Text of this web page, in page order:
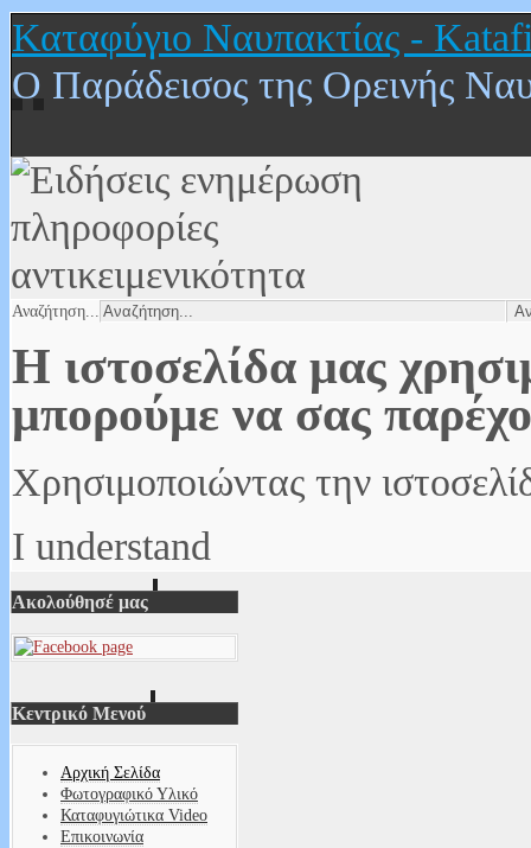
Καταφύγιο Ναυπακτίας -
Ο Παράδεισος της Ορεινής
Αναζήτηση...
Η ιστοσελίδα μας
μπορούμε να σας
Χρησιμοποιώντας την
I understand
Ακολούθησέ μας
Κεντρικό Μενού
Αρχική Σελίδα
Φωτογραφικό Υλικό
Καταφυγιώτικα Video
Επικοινωνία